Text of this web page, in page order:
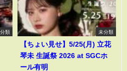
類 未分類
【ちょい見せ】5/25(月) 立花
琴未 生誕祭 2026 at SGCホ
ール有明